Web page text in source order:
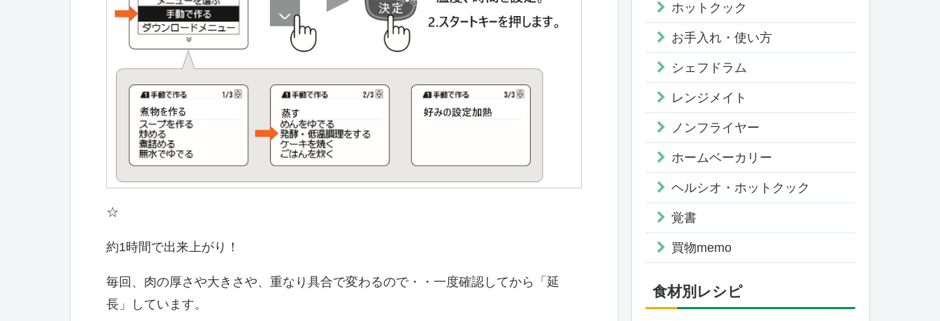
☆
約1時間で出来上がり！
毎回、肉の厚さや大きさや、重なり具合で変わるので・・一度確認してから「延
長」しています。
ホットクック
お手入れ・使い方
シェフドラム
レンジメイト
ノンフライヤー
ホームベーカリー
ヘルシオ・ホットクック
覚書
買物memo
食材別レシピ